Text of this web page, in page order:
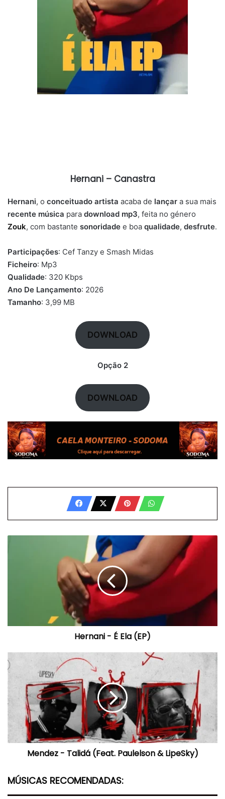
Hernani – Canastra
Hernani, o conceituado artista acaba de lançar a sua mais
recente música para download mp3, feita no género
Zouk, com bastante sonoridade e boa qualidade, desfrute.
Participações: Cef Tanzy e Smash Midas
Ficheiro: Mp3
Qualidade: 320 Kbps
Ano De Lançamento: 2026
Tamanho: 3,99 MB
DOWNLOAD
Opção 2
DOWNLOAD
Hernani - É Ela (EP)
-
Talidá
(Feat.
Paulelson
LipeSky)
Mendez - Talidá (Feat. Paulelson & LipeSky)
MÚSICAS RECOMENDADAS: